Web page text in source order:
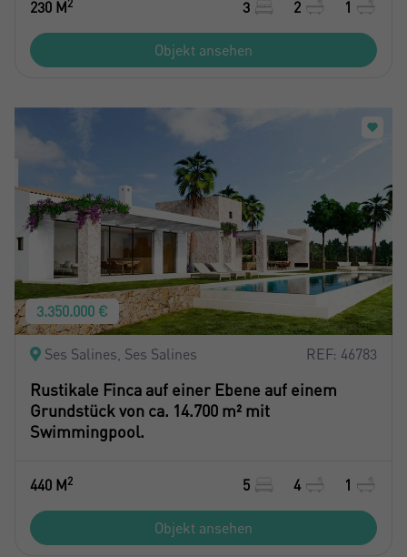
230 M2 3 2 1
Objekt ansehen
3.350.000 €
Ses Salines, Ses Salines REF: 46783
Rustikale Finca auf einer Ebene auf einem
Grundstück von ca. 14.700 m² mit
Swimmingpool.
440 M2 5 4 1
Objekt ansehen